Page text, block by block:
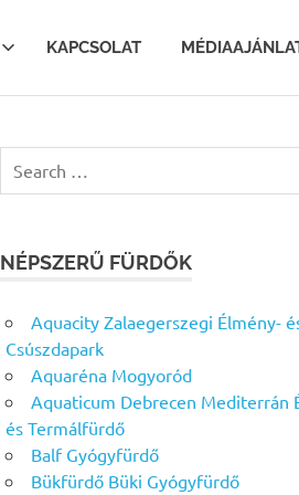
KAPCSOLAT
for:
NÉPSZERŰ FÜRDŐK
Aquacity Zalaegerszegi Élmény-
Csúszdapark
Aquaréna Mogyoród
Aquaticum Debrecen Mediterrán
és Termálfürdő
Balf Gyógyfürdő
Bükfürdő Büki Gyógyfürdő